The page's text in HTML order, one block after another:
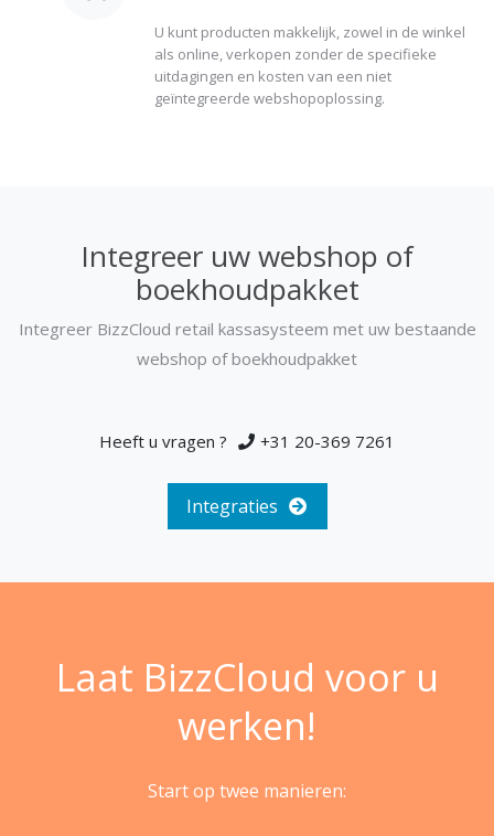
U kunt producten makkelijk, zowel in de winkel
als online, verkopen zonder de specifieke
uitdagingen en kosten van een niet
geïntegreerde webshopoplossing.
Integreer uw webshop of
boekhoudpakket
Integreer BizzCloud retail kassasysteem met uw bestaande
webshop of boekhoudpakket
Heeft u vragen ? +31 20-369 7261
Integraties
Laat BizzCloud voor u
werken!
Start op twee manieren: